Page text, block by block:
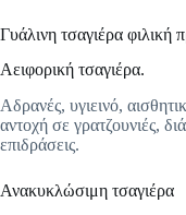
Γυάλινη τσαγιέρα φιλική
Αειφορική τσαγιέρα.
Αδρανές, υγιεινό,
αντοχή σε γρατζουνιές,
επιδράσεις.
Ανακυκλώσιμη τσαγιέρα